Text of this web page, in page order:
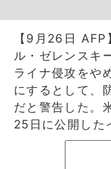
【9月26日 AFP
ル・ゼレンスキ
ライナ侵攻をや
にするとして、
だと警告した。
25日に公開した